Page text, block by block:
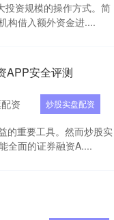
投资规模的操作方式。简
构借入额外资金进....
APP安全评测
资 炒股实盘配资
的重要工具。然而炒股实
全面的证券融资A....